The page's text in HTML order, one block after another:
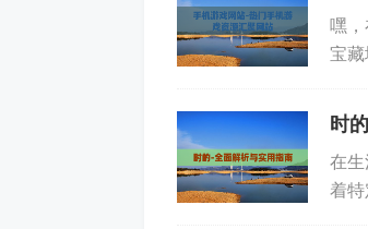
嘿
宝
时
在生
着特